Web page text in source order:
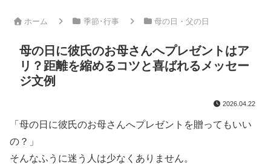
ホーム 季節･行事 母の日・父の日
母の日に彼氏のお母さんへプレゼントはア
リ？距離を縮めるコツと喜ばれるメッセー
ジ文例
2026.04.22
「母の日に彼氏のお母さんへプレゼントを贈ってもいい
の？」
そんなふうに迷う人は少なくありません。